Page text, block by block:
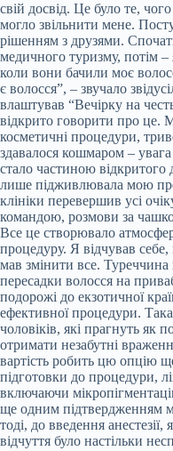
свій досвід. Це було те,
могло звільнити мене.
рішенням з друзями.
медичного туризму, потім –
коли вони бачили моє
є волосся”, – звучало
влаштував “Вечірку на
відкрито говорити про це.
косметичні процедури,
здавалося кошмаром –
стало частиною відкритого
лише підживлювала мою
клініки перевершив усі
командою, розмови за
Все це створювало
процедуру. Я відчував
мав змінити все.
пересадки волосся на
подорожі до екзотичної
ефективної процедури.
чоловіків, які прагнуть як
отримати незабутні
вартість робить цю опцію
підготовки до процедури,
включаючи
ще одним підтвердженням
тоді, до введення
відчуття було настільки